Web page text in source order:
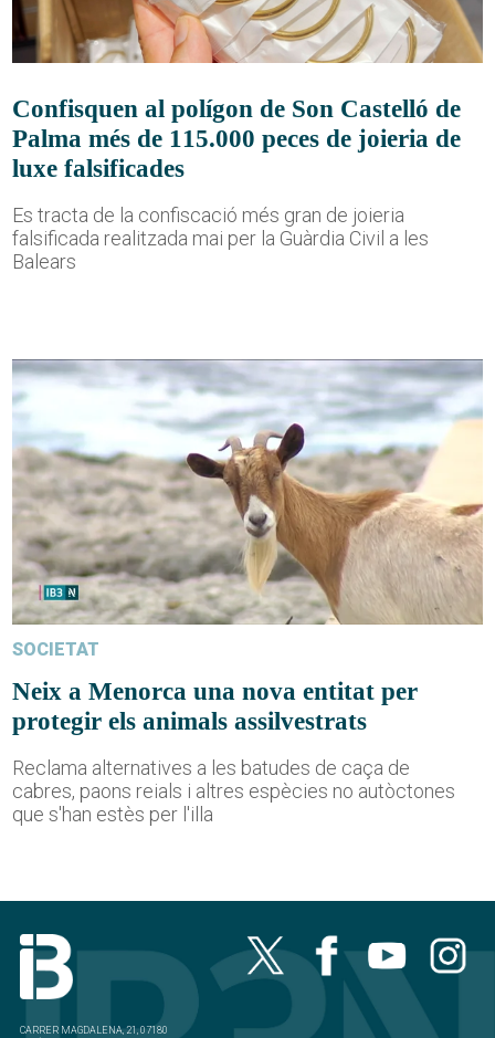
Confisquen al polígon de Son Castelló de
Palma més de 115.000 peces de joieria de
luxe falsificades
Es tracta de la confiscació més gran de joieria
falsificada realitzada mai per la Guàrdia Civil a les
Balears
SOCIETAT
Neix a Menorca una nova entitat per
protegir els animals assilvestrats
Reclama alternatives a les batudes de caça de
cabres, paons reials i altres espècies no autòctones
que s'han estès per l'illa
CARRER MAGDALENA, 21, 07180